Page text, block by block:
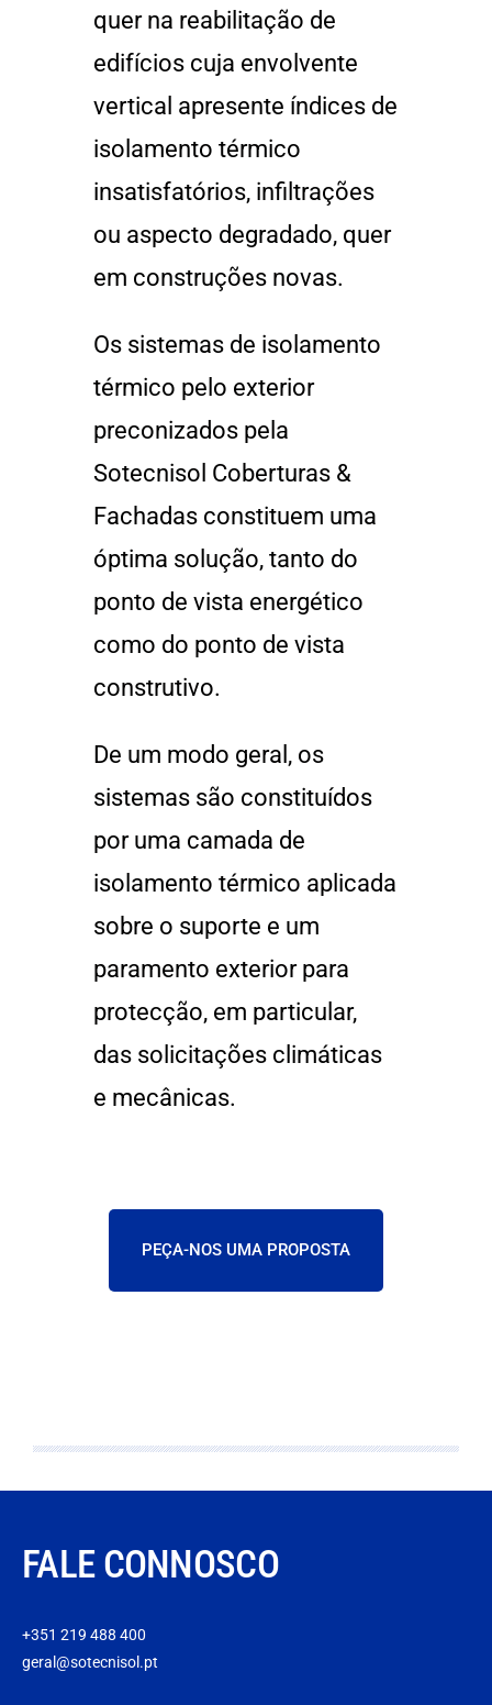
quer na reabilitação de
edifícios cuja envolvente
vertical apresente índices de
isolamento térmico
insatisfatórios, infiltrações
ou aspecto degradado, quer
em construções novas.
Os sistemas de isolamento
térmico pelo exterior
preconizados pela
Sotecnisol Coberturas &
Fachadas constituem uma
óptima solução, tanto do
ponto de vista energético
como do ponto de vista
construtivo.
De um modo geral, os
sistemas são constituídos
por uma camada de
isolamento térmico aplicada
sobre o suporte e um
paramento exterior para
protecção, em particular,
das solicitações climáticas
e mecânicas.
PEÇA-NOS UMA PROPOSTA
FALE CONNOSCO
+351 219 488 400
geral@sotecnisol.pt